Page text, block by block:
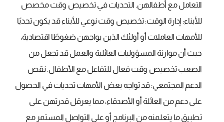
التعامل مع أطفالهن. التحديات في تخصيص وقت مخصص
للأبناء: إدارة الوقت: تخصيص وقت نوعي للأبناء قد يكون تحديًا
للأمهات العاملات أو أولئك الذين يواجهن ضغوطًا اقتصادية،
حيث أن موازنة المسؤوليات العائلية والعمل قد تجعل من
الصعب تخصيص وقت فعال للتفاعل مع الأطفال. نقص
الدعم المجتمعي: قد تواجه بعض الأمهات تحديات في الحصول
على دعم من العائلة أو الأصدقاء، مما يعرقل قدرتهن على
تطبيق ما يتعلمنه من البرنامج أو على التواصل المستمر مع